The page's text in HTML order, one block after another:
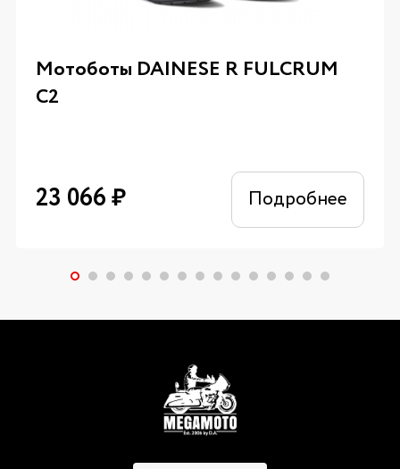
Мотоботы DAINESE R FULCRUM
C2
23 066₽ Подробнее